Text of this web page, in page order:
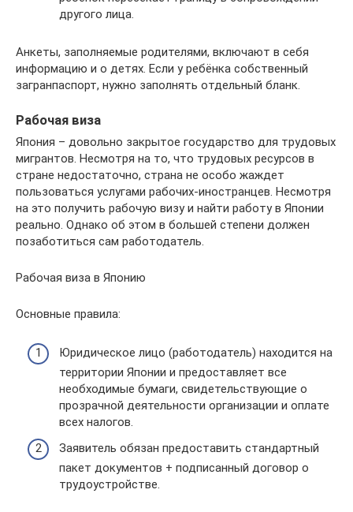
другого лица.
Анкеты, заполняемые родителями, включают в себя
информацию и о детях. Если у ребёнка собственный
загранпаспорт, нужно заполнять отдельный бланк.
Рабочая виза
Япония – довольно закрытое государство для трудовых
мигрантов. Несмотря на то, что трудовых ресурсов в
стране недостаточно, страна не особо жаждет
пользоваться услугами рабочих-иностранцев. Несмотря
на это получить рабочую визу и найти работу в Японии
реально. Однако об этом в большей степени должен
позаботиться сам работодатель.
Рабочая виза в Японию
Основные правила:
Юридическое лицо (работодатель) находится на
территории Японии и предоставляет все
необходимые бумаги, свидетельствующие о
прозрачной деятельности организации и оплате
всех налогов.
Заявитель обязан предоставить стандартный
пакет документов + подписанный договор о
трудоустройстве.